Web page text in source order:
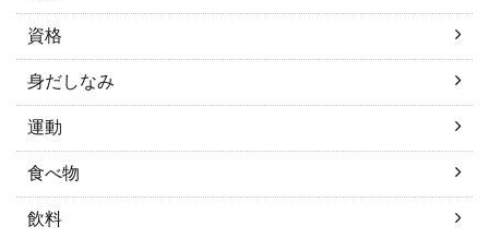
資格
身だしなみ
運動
食べ物
飲料